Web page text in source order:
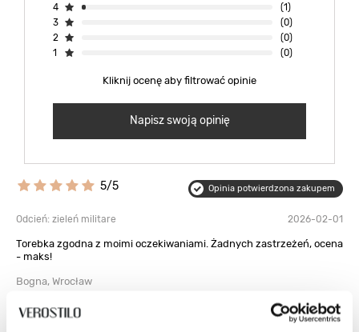
4
(1)
3
(0)
2
(0)
1
(0)
Kliknij ocenę aby filtrować opinie
Napisz swoją opinię
5/5 Opinia potwierdzona zakupem
Odcień: zieleń militare 2026-02-01
Torebka zgodna z moimi oczekiwaniami. Żadnych zastrzeżeń, ocena
- maks!
Bogna, Wrocław
0 0